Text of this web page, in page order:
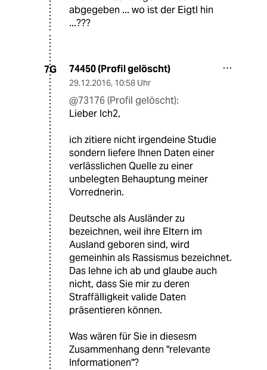
abgegeben ... wo ist der Eigtl hin
...???
7G 74450 (Profil gelöscht)
29.12.2016, 10:58 Uhr
@73176 (Profil gelöscht):
Lieber Ich2,
ich zitiere nicht irgendeine Studie
sondern liefere Ihnen Daten einer
verlässlichen Quelle zu einer
unbelegten Behauptung meiner
Vorrednerin.
Deutsche als Ausländer zu
bezeichnen, weil ihre Eltern im
Ausland geboren sind, wird
gemeinhin als Rassismus bezeichnet.
Das lehne ich ab und glaube auch
nicht, dass Sie mir zu deren
Straffälligkeit valide Daten
präsentieren können.
Was wären für Sie in diesesm
Zusammenhang denn "relevante
Informationen"?